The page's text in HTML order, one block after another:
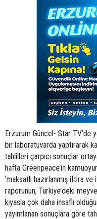
Erzurum Güncel- Star TV’de
bir laboratuvarda yaptırarak
tahlilleri çarpıcı sonuçlar
hafta Greenpeace’in
‘maksatlı hazırlanmış iftira
raporunun, Türkiye’deki
kıyasla çok daha insaflı
yayımlanan sonuçlara göre